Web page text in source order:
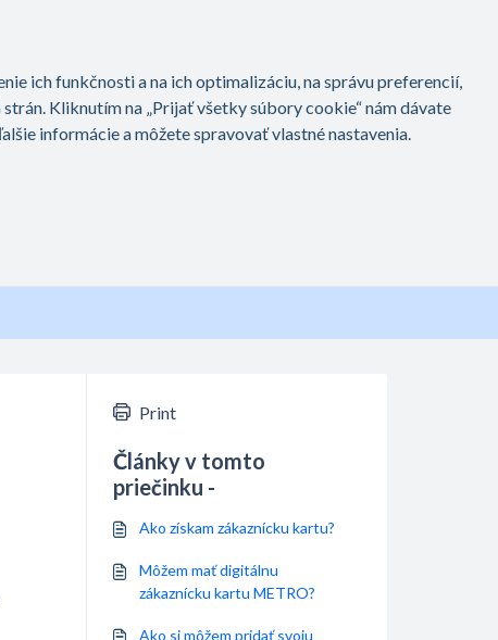
Print
Články v tomto
priečinku -
Ako získam zákaznícku kartu?
Môžem mať digitálnu
zákaznícku kartu METRO?
Ako si môžem pridať svoju